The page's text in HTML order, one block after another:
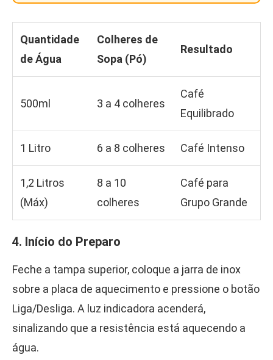
Quantidade
de Água
Colheres de
Sopa (Pó)
Resultado
500ml 3 a 4 colheres
Café
Equilibrado
1 Litro 6 a 8 colheres Café Intenso
1,2 Litros
(Máx)
8 a 10
colheres
Café para
Grupo Grande
4. Início do Preparo
Feche a tampa superior, coloque a jarra de inox
sobre a placa de aquecimento e pressione o botão
Liga/Desliga. A luz indicadora acenderá,
sinalizando que a resistência está aquecendo a
água.